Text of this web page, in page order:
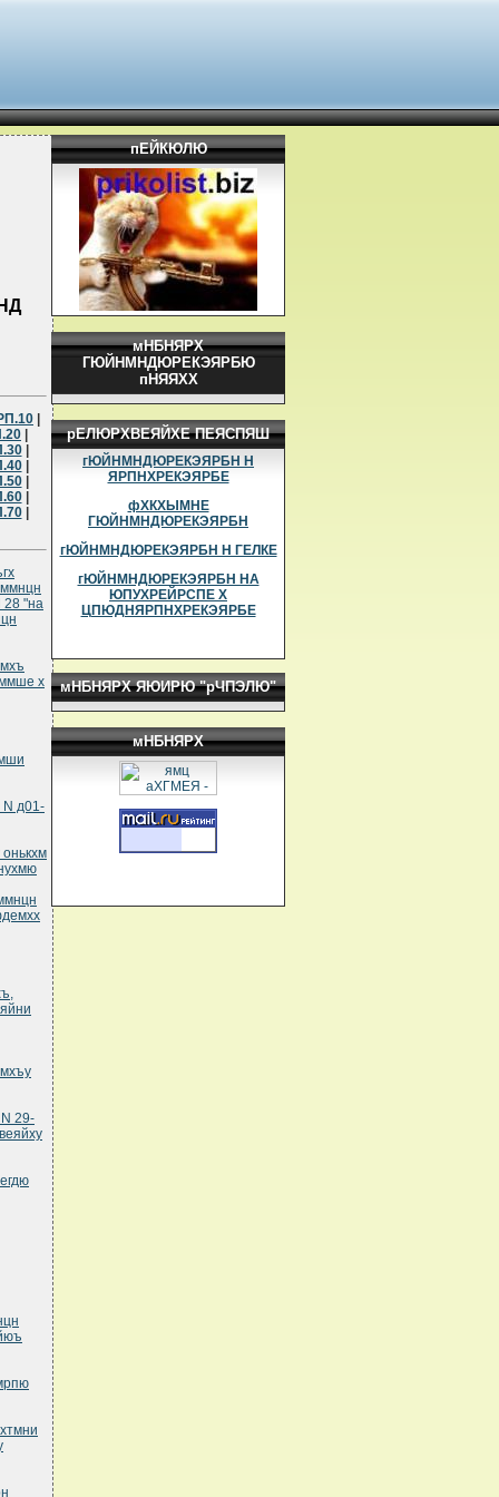
|
|
|
|
|
|
|
28 "на
х
N д01-
29-
пЕЙКЮЛЮ
мНБНЯРХ
ГЮЙНМНДЮРЕКЭЯРБЮ
пНЯЯХХ
рЕЛЮРХВЕЯЙХЕ ПЕЯСПЯШ
гЮЙНМНДЮРЕКЭЯРБН Н
ЯРПНХРЕКЭЯРБЕ
фХКХЫМНЕ
ГЮЙНМНДЮРЕКЭЯРБН
гЮЙНМНДЮРЕКЭЯРБН Н ГЕЛКЕ
гЮЙНМНДЮРЕКЭЯРБН НА
ЮПУХРЕЙРСПЕ Х
ЦПЮДНЯРПНХРЕКЭЯРБЕ
мНБНЯРХ ЯЮИРЮ "рЧПЭЛЮ"
мНБНЯРХ